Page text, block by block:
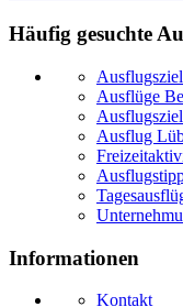
Häufig gesuchte
Ausflüge
Ausflug
Informationen
Kontakt